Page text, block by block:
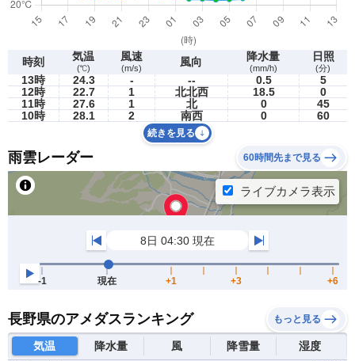
時刻 気温
(℃)
風速
(m/s) 風向 降水量
(mm/h)
日照
(分)
13時 24.3 - -- 0.5
5
12時
22.7 1 北北西 18.5
0
11時
27.6 1 北 0
45
10時
28.1 2 南西 0 60
続きを見る
雨雲レーダー 60時間先まで見る
長野県のアメダスランキング もっと見る
気温 降水量 風 降雪量 湿度